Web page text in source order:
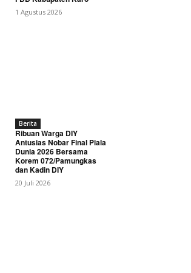
1 Agustus 2026
Berita
Ribuan Warga DIY
Antusias Nobar Final Piala
Dunia 2026 Bersama
Korem 072/Pamungkas
dan Kadin DIY
20 Juli 2026